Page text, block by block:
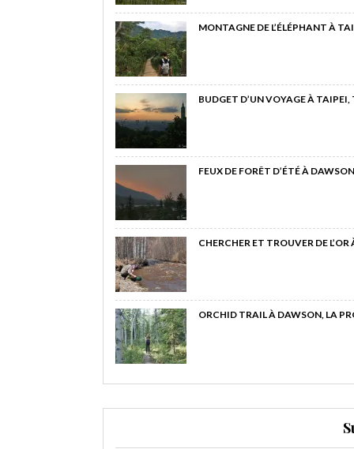
MONTAGNE DE L’ÉLÉPHANT À
BUDGET D’UN VOYAGE À
FEUX DE FORÊT D’ÉTÉ À
CHERCHER ET TROUVER DE
ORCHID TRAIL À DAWSON, LA